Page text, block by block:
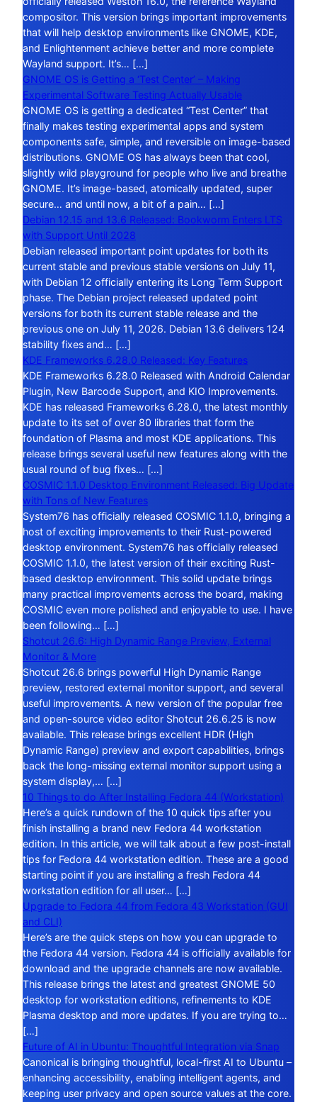
compositor. This version brings important improvements
that will help desktop environments like GNOME, KDE,
and Enlightenment achieve better and more complete
Wayland support. It’s… […]
GNOME OS is Getting a ‘Test Center’ – Making
Experimental Software Testing Actually Usable
GNOME OS is getting a dedicated “Test Center” that
finally makes testing experimental apps and system
components safe, simple, and reversible on image-based
distributions. GNOME OS has always been that cool,
slightly wild playground for people who live and breathe
GNOME. It’s image-based, atomically updated, super
secure… and until now, a bit of a pain… […]
Debian 12.15 and 13.6 Released: Bookworm Enters LTS
with Support Until 2028
Debian released important point updates for both its
current stable and previous stable versions on July 11,
with Debian 12 officially entering its Long Term Support
phase. The Debian project released updated point
versions for both its current stable release and the
previous one on July 11, 2026. Debian 13.6 delivers 124
stability fixes and… […]
KDE Frameworks 6.28.0 Released: Key Features
KDE Frameworks 6.28.0 Released with Android Calendar
Plugin, New Barcode Support, and KIO Improvements.
KDE has released Frameworks 6.28.0, the latest monthly
update to its set of over 80 libraries that form the
foundation of Plasma and most KDE applications. This
release brings several useful new features along with the
usual round of bug fixes… […]
COSMIC 1.1.0 Desktop Environment Released: Big Update
with Tons of New Features
System76 has officially released COSMIC 1.1.0, bringing a
host of exciting improvements to their Rust-powered
desktop environment. System76 has officially released
COSMIC 1.1.0, the latest version of their exciting Rust-
based desktop environment. This solid update brings
many practical improvements across the board, making
COSMIC even more polished and enjoyable to use. I have
been following… […]
Shotcut 26.6: High Dynamic Range Preview, External
Monitor & More
Shotcut 26.6 brings powerful High Dynamic Range
preview, restored external monitor support, and several
useful improvements. A new version of the popular free
and open-source video editor Shotcut 26.6.25 is now
available. This release brings excellent HDR (High
Dynamic Range) preview and export capabilities, brings
back the long-missing external monitor support using a
system display,… […]
10 Things to do After Installing Fedora 44 (Workstation)
Here’s a quick rundown of the 10 quick tips after you
finish installing a brand new Fedora 44 workstation
edition. In this article, we will talk about a few post-install
tips for Fedora 44 workstation edition. These are a good
starting point if you are installing a fresh Fedora 44
workstation edition for all user… […]
Upgrade to Fedora 44 from Fedora 43 Workstation (GUI
and CLI)
Here’s are the quick steps on how you can upgrade to
the Fedora 44 version. Fedora 44 is officially available for
download and the upgrade channels are now available.
This release brings the latest and greatest GNOME 50
desktop for workstation editions, refinements to KDE
Plasma desktop and more updates. If you are trying to…
[…]
Future of AI in Ubuntu: Thoughtful Integration via Snap
Canonical is bringing thoughtful, local-first AI to Ubuntu –
enhancing accessibility, enabling intelligent agents, and
keeping user privacy and open source values at the core.